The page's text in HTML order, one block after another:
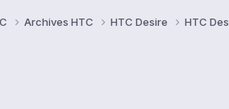
Archives HTC HTC Desire HTC